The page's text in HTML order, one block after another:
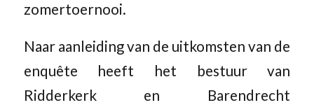
zomertoernooi.
Naar aanleiding van de uitkomsten van de
enquête heeft het bestuur van
Ridderkerk en Barendrecht